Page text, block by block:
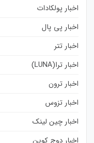
اخبار پولکادات
اخبار پی پال
اخبار تتر
اخبار ترا(LUNA)
اخبار ترون
اخبار تزوس
اخبار چین لینک
اخبار دوج کوین